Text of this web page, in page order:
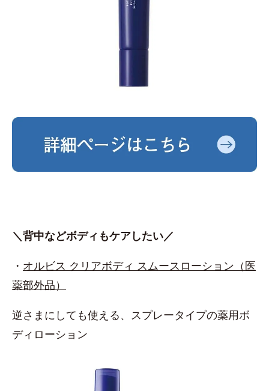
＼背中などボディもケアしたい／
・ オルビス クリアボディ スムースローション（医
薬部外品）
逆さまにしても使える、スプレータイプの薬用ボ
ディローション